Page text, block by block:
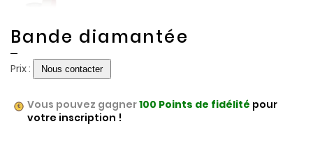
Bande diamantée
Prix :
Vous pouvez gagner100 Points de fidélité pour
votre inscription !